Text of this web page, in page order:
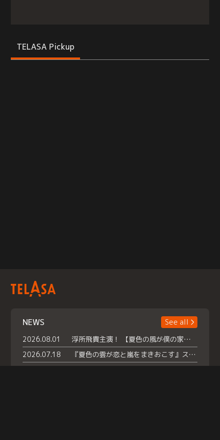
TELASA Pickup
NEWS
See all
2026.08.01
浮所飛貴主演！ 【夏色の風が僕の家にやってきた】 本日よりテラサで独占配信スタート！
2026.07.18
『夏色の雲が恋と嵐をまきおこす』スペシャルメイキング 【Part1】2026年７月18日（土）23時30分～配信スタート！話題のシーンの裏側を大公開！豪華キャスト大集合！ 『武宮家 真夏の家族会議』開催！